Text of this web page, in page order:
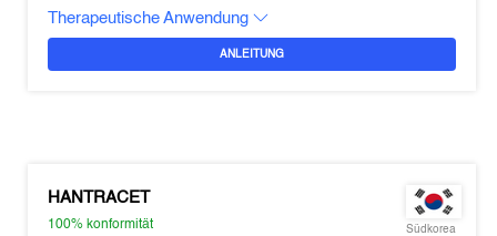
Therapeutische Anwendung
ANLEITUNG
HANTRACET
100% konformität Südkorea